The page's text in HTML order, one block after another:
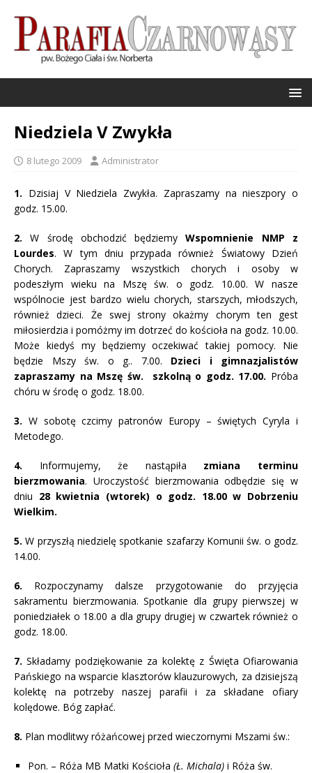
Niedziela V Zwykła
8 lutego 2009 Administrator
1. Dzisiaj V Niedziela Zwykła. Zapraszamy na nieszpory o
godz. 15.00.
2.W środę obchodzić będziemyWspomnienie NMP z
Lourdes. W tym dniu przypada również Światowy Dzień
Chorych. Zapraszamy wszystkich chorych i osoby w
podeszłym wieku na Mszę św. o godz. 10.00. W nasze
wspólnocie jest bardzo wielu chorych, starszych, młodszych,
również dzieci. Że swej strony okażmy chorym ten gest
miłosierdzia i pomóżmy im dotrzeć do kościoła na godz. 10.00.
Może kiedyś my będziemy oczekiwać takiej pomocy. Nie
będzie Mszy św. o g.. 7.00. Dzieci i gimnazjalistów
zapraszamy na Mszę św. szkolną o godz. 17.00. Próba
chóru w środę o godz. 18.00.
3. W sobotę czcimy patronów Europy – świętych Cyryla i
Metodego.
4. Informujemy, że nastąpiła zmiana terminu
bierzmowania. Uroczystość bierzmowania odbędzie się w
dniu 28 kwietnia (wtorek) o godz. 18.00 w Dobrzeniu
Wielkim.
5.W przyszłą niedzielę spotkanie szafarzy Komunii św. o godz.
14.00.
6. Rozpoczynamy dalsze przygotowanie do przyjęcia
sakramentu bierzmowania. Spotkanie dla grupy pierwszej w
poniedziałek o 18.00 a dla grupy drugiej w czwartek również o
godz. 18.00.
7.Składamy podziękowanie za kolektę z Święta Ofiarowania
Pańskiego na wsparcie klasztorów klauzurowych, za dzisiejszą
kolektę na potrzeby naszej parafii i za składane ofiary
kolędowe. Bóg zapłać.
8. Plan modlitwy różańcowej przed wieczornymi Mszami św.:
Pon. – Róża MB Matki Kościoła (Ł. Michala) i Róża św.